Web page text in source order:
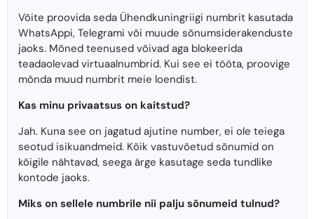
Võite proovida seda Ühendkuningriigi numbrit kasutada
WhatsAppi, Telegrami või muude sõnumsiderakenduste
jaoks. Mõned teenused võivad aga blokeerida
teadaolevad virtuaalnumbrid. Kui see ei tööta, proovige
mõnda muud numbrit meie loendist.
Kas minu privaatsus on kaitstud?
Jah. Kuna see on jagatud ajutine number, ei ole teiega
seotud isikuandmeid. Kõik vastuvõetud sõnumid on
kõigile nähtavad, seega ärge kasutage seda tundlike
kontode jaoks.
Miks on sellele numbrile nii palju sõnumeid tulnud?